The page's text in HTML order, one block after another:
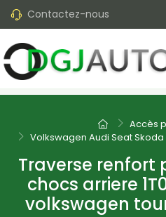
Contactez-nous
Accès
Volkswagen Audi Seat
Traverse renfort
chocs arriere
volkswagen